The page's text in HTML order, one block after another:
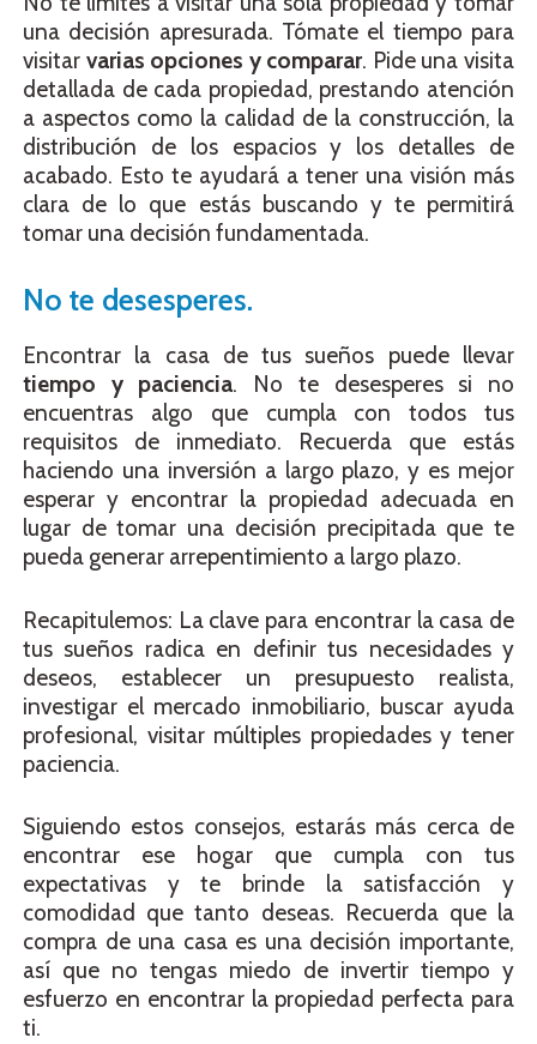
una decisión apresurada. Tómate el tiempo para
visitar varias opciones y comparar. Pide una visita
detallada de cada propiedad, prestando atención
a aspectos como la calidad de la construcción, la
distribución de los espacios y los detalles de
acabado. Esto te ayudará a tener una visión más
clara de lo que estás buscando y te permitirá
tomar una decisión fundamentada.
No te desesperes.
Encontrar la casa de tus sueños puede llevar
tiempo y paciencia. No te desesperes si no
encuentras algo que cumpla con todos tus
requisitos de inmediato. Recuerda que estás
haciendo una inversión a largo plazo, y es mejor
esperar y encontrar la propiedad adecuada en
lugar de tomar una decisión precipitada que te
pueda generar arrepentimiento a largo plazo.
Recapitulemos: La clave para encontrar la casa de
tus sueños radica en definir tus necesidades y
deseos, establecer un presupuesto realista,
investigar el mercado inmobiliario, buscar ayuda
profesional, visitar múltiples propiedades y tener
paciencia.
Siguiendo estos consejos, estarás más cerca de
encontrar ese hogar que cumpla con tus
expectativas y te brinde la satisfacción y
comodidad que tanto deseas. Recuerda que la
compra de una casa es una decisión importante,
así que no tengas miedo de invertir tiempo y
esfuerzo en encontrar la propiedad perfecta para
ti.